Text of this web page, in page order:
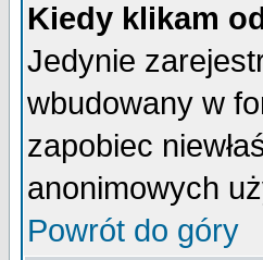
Kiedy klikam
Jedynie
wbudowany w
zapobiec
anonimowych
Powrót do góry